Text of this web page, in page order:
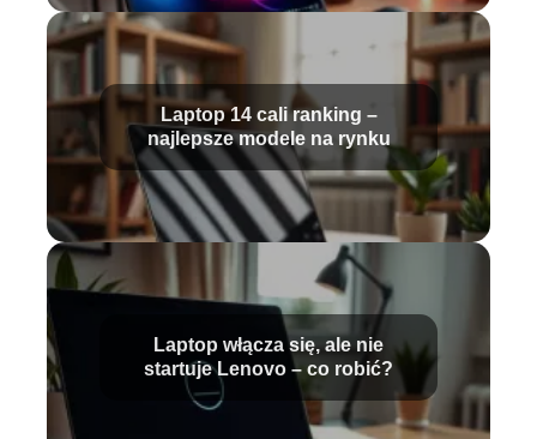
Laptop 14 cali ranking –
najlepsze modele na rynku
Laptop włącza się, ale nie
startuje Lenovo – co robić?